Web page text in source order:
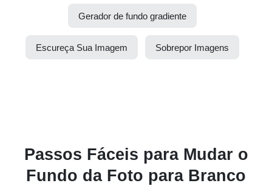
Gerador de fundo gradiente
Escureça Sua Imagem Sobrepor Imagens
Passos Fáceis para Mudar o
Fundo da Foto para Branco